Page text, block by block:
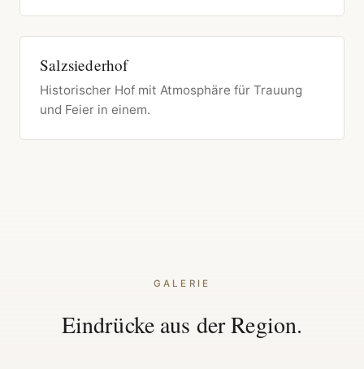
Salzsiederhof
Historischer Hof mit Atmosphäre für Trauung
und Feier in einem.
GALERIE
Eindrücke aus der Region.